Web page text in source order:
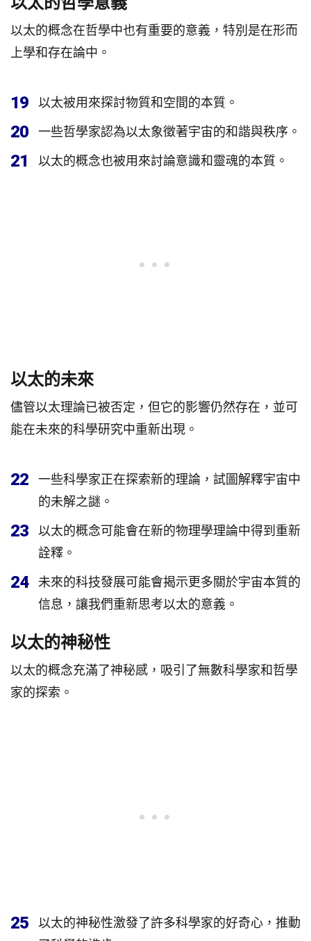
以太的概念在哲學中也有重要的意義，特別是在形而
上學和存在論中。
19 以太被用來探討物質和空間的本質。
20 一些哲學家認為以太象徵著宇宙的和諧與秩序。
21 以太的概念也被用來討論意識和靈魂的本質。
以太的未來
儘管以太理論已被否定，但它的影響仍然存在，並可
能在未來的科學研究中重新出現。
22
一些科學家正在探索新的理論，試圖解釋宇宙中
的未解之謎。
23
以太的概念可能會在新的物理學理論中得到重新
詮釋。
24
未來的科技發展可能會揭示更多關於宇宙本質的
信息，讓我們重新思考以太的意義。
以太的神秘性
以太的概念充滿了神秘感，吸引了無數科學家和哲學
家的探索。
25
以太的神秘性激發了許多科學家的好奇心，推動